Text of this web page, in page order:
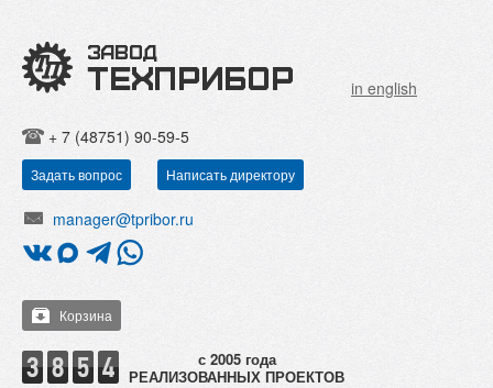
in english
+ 7 (48751) 90-59-5
Задать вопрос Написать директору
manager@tpribor.ru
Корзина
РЕАЛИЗОВАННЫХ ПРОЕКТОВ